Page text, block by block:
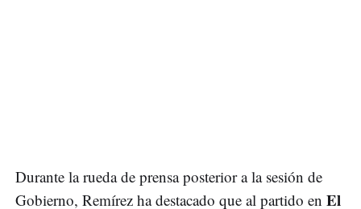
Durante la rueda de prensa posterior a la sesión de
Gobierno, Remírez ha destacado que al partido en El